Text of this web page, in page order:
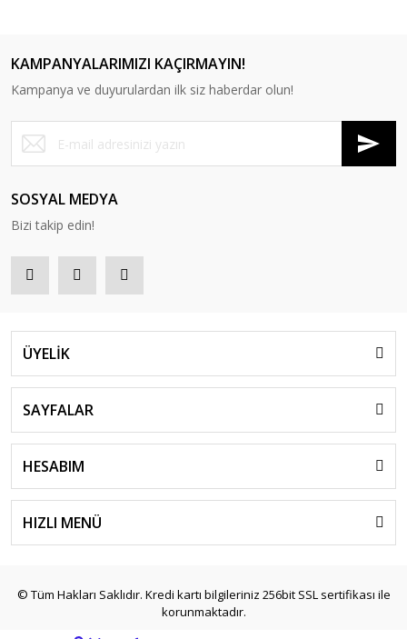
KAMPANYALARIMIZI KAÇIRMAYIN!
Kampanya ve duyurulardan ilk siz haberdar olun!
SOSYAL MEDYA
Bizi takip edin!
ÜYELİK
SAYFALAR
HESABIM
HIZLI MENÜ
© Tüm Hakları Saklıdır. Kredi kartı bilgileriniz 256bit SSL sertifikası ile
korunmaktadır.